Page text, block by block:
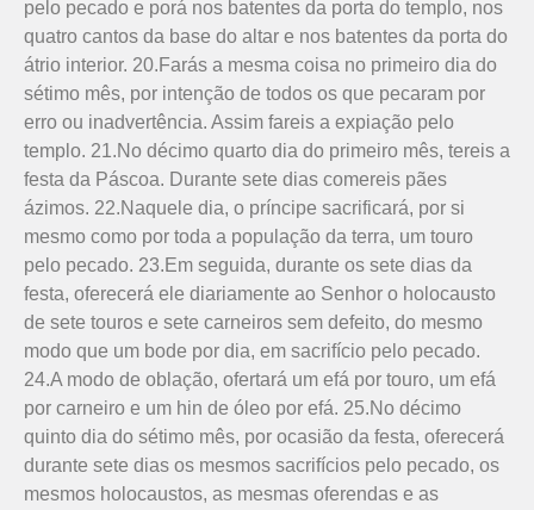
pelo pecado e porá nos batentes da porta do templo, nos
quatro cantos da base do altar e nos batentes da porta do
átrio interior. 20.Farás a mesma coisa no primeiro dia do
sétimo mês, por intenção de todos os que pecaram por
erro ou inadvertência. Assim fareis a expiação pelo
templo. 21.No décimo quarto dia do primeiro mês, tereis a
festa da Páscoa. Durante sete dias comereis pães
ázimos. 22.Naquele dia, o príncipe sacrificará, por si
mesmo como por toda a população da terra, um touro
pelo pecado. 23.Em seguida, durante os sete dias da
festa, oferecerá ele diariamente ao Senhor o holocausto
de sete touros e sete carneiros sem defeito, do mesmo
modo que um bode por dia, em sacrifício pelo pecado.
24.A modo de oblação, ofertará um efá por touro, um efá
por carneiro e um hin de óleo por efá. 25.No décimo
quinto dia do sétimo mês, por ocasião da festa, oferecerá
durante sete dias os mesmos sacrifícios pelo pecado, os
mesmos holocaustos, as mesmas oferendas e as